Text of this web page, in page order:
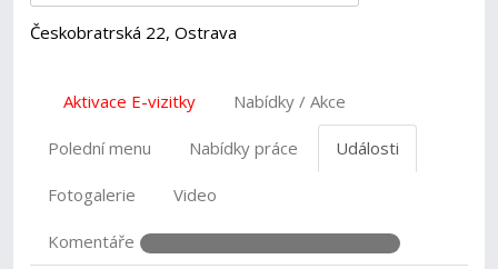
Českobratrská 22, Ostrava
Aktivace E-vizitky Nabídky / Akce
Polední menu Nabídky práce Události
Fotogalerie Video
Komentáře